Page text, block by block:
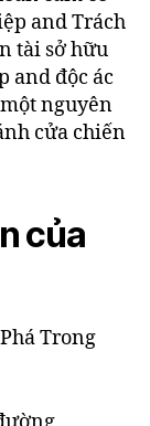
and Trách
tài sở hữu
and độc ác
nguyên
cửa chiến
của